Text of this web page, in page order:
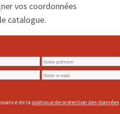
vos coordonnées
catalogue.
de la politique de protection des données